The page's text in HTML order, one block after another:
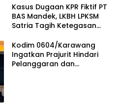
Kasus Dugaan KPR Fiktif PT
BAS Mandek, LKBH LPKSM
Satria Tagih Ketegasan
Kodim 0604/Karawang
Ingatkan Prajurit Hindari
Pelanggaran dan